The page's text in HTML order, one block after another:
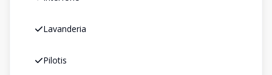
Lavanderia
Pilotis